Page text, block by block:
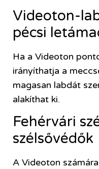
Videoton-
pécsi
Ha a Videoton
irányíthatja a
magasan labdát
alakíthat ki.
Fehérvári
szélsővédők
A Videoton